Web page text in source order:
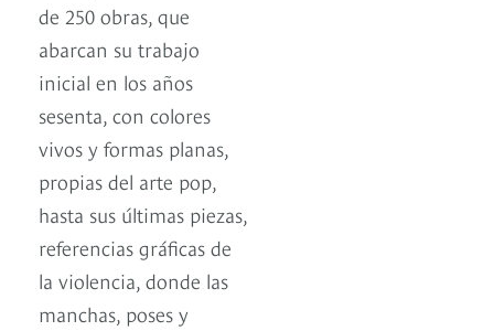
de 250 obras, que
abarcan su trabajo
inicial en los años
sesenta, con colores
vivos y formas planas,
propias del arte pop,
hasta sus últimas piezas,
referencias gráficas de
la violencia, donde las
manchas, poses y